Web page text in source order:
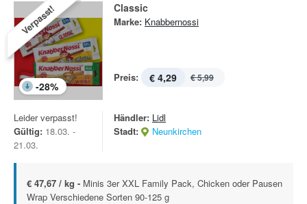
Verpasst!
-28%
Classic
Marke: Knabbernossi
Preis: € 4,29 € 5,99
Leider verpasst!
Gültig: 18.03. -
21.03.
Händler: Lidl
Stadt:
Neunkirchen
€ 47,67 / kg - Minis 3er XXL Family Pack, Chicken oder Pausen
Wrap Verschiedene Sorten 90-125 g